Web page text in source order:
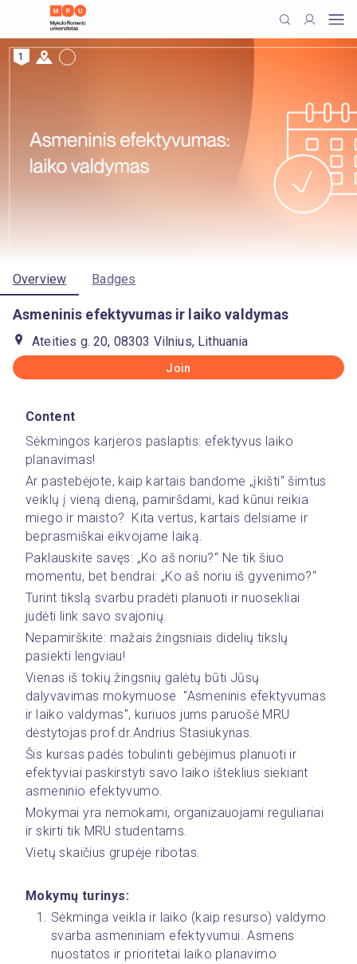
1
Overview Badges
Asmeninis efektyvumas ir laiko valdymas
Ateities g. 20, 08303 Vilnius, Lithuania
Join
Content
Sėkmingos karjeros paslaptis: efektyvus laiko
planavimas!
Ar pastebėjote, kaip kartais bandome „įkišti“ šimtus
veiklų į vieną dieną, pamiršdami, kad kūnui reikia
miego ir maisto?  Kita vertus, kartais delsiame ir
beprasmiškai eikvojame laiką.
Paklauskite savęs: „Ko aš noriu?“ Ne tik šiuo
momentu, bet bendrai: „Ko aš noriu iš gyvenimo?“
Turint tikslą svarbu pradėti planuoti ir nuosekliai
judėti link savo svajonių.
Nepamirškite: mažais žingsniais didelių tikslų
pasiekti lengviau!
Vienas iš tokių žingsnių galėtų būti Jūsų
dalyvavimas mokymuose  "Asmeninis efektyvumas
ir laiko valdymas", kuriuos jums paruošė MRU
dėstytojas prof.dr.Andrius Stasiukynas.
Šis kursas padės tobulinti gebėjimus planuoti ir
efektyviai paskirstyti savo laiko išteklius siekiant
asmeninio efektyvumo.
Mokymai yra nemokami, organizauojami reguliariai
ir skirti tik MRU studentams.
Vietų skaičius grupėje ribotas.
Mokymų turinys:
Sėkminga veikla ir laiko (kaip resurso) valdymo
svarba asmeniniam efektyvumui. Asmens
nuostatos ir prioritetai laiko planavimo